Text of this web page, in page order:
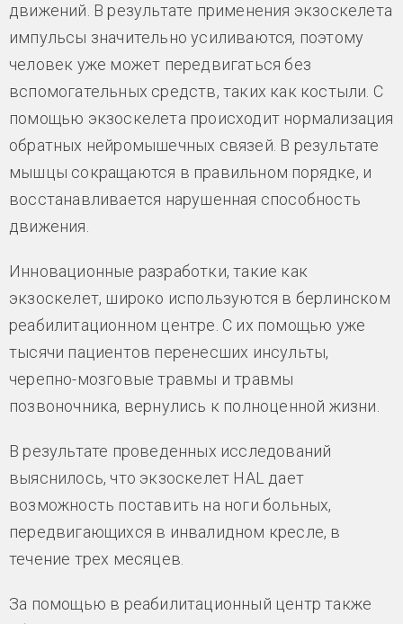
движений. В результате применения экзоскелета
импульсы значительно усиливаются, поэтому
человек уже может передвигаться без
вспомогательных средств, таких как костыли. С
помощью экзоскелета происходит нормализация
обратных нейромышечных связей. В результате
мышцы сокращаются в правильном порядке, и
восстанавливается нарушенная способность
движения.
Инновационные разработки, такие как
экзоскелет, широко используются в берлинском
реабилитационном центре. С их помощью уже
тысячи пациентов перенесших инсульты,
черепно-мозговые травмы и травмы
позвоночника, вернулись к полноценной жизни.
В результате проведенных исследований
выяснилось, что экзоскелет HAL дает
возможность поставить на ноги больных,
передвигающихся в инвалидном кресле, в
течение трех месяцев.
За помощью в реабилитационный центр также